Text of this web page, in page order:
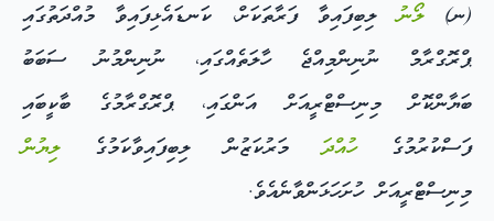
(ނ)ލޯނުލިބިފައިވާ ފަރާތަކަށް، ކަނޑައެޅިފައިވާ މުއްދަތުގައި
ޕްރޮގްރާމް ނުނިންމިއްޖެ ހާލަތެއްގައި، ނުނިންމުނު ސަބަބު
ބަޔާންކޮށް މިނިސްޓްރީއަށް އަންގައި، ޕްރޮގްރާމުގެ ބާކީބައި
ފަސްކުރުމުގެހުއްދަމަރުކަޒުން ލިބިފައިވާކަމުގެ ލިޔުން
މިނިސްޓްރީއަށް ހުށަހަޅަންވާނެއެވެ.